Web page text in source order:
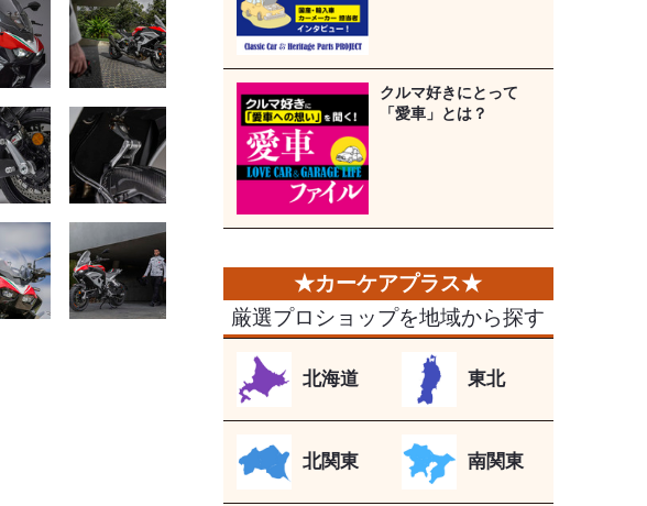
クルマ好きにとって
「愛車」とは？
厳選プロショップを地域から探す
北海道 東北
北関東 南関東